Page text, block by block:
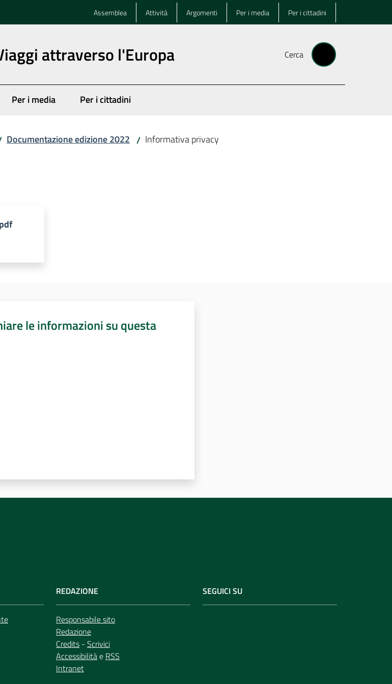
Assemblea Attività Argomenti Per i media Per i cittadini
attraverso l'Europa Cerca
Per i media Per i cittadini
Documentazione edizione 2022 / Informativa privacy
le informazioni su questa
REDAZIONE
Responsabile sito
Redazione
Credits - Scrivici
Accessibilitàe RSS
Intranet
SEGUICI SU